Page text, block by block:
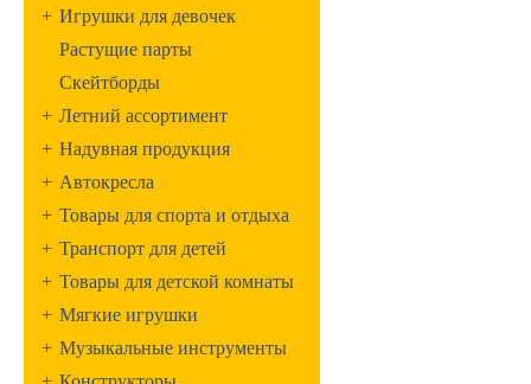
+ Игрушки для девочек
Растущие парты
Скейтборды
+ Летний ассортимент
+ Надувная продукция
+ Автокресла
+ Товары для спорта и отдыха
+ Транспорт для детей
+ Товары для детской комнаты
+ Мягкие игрушки
+ Музыкальные инструменты